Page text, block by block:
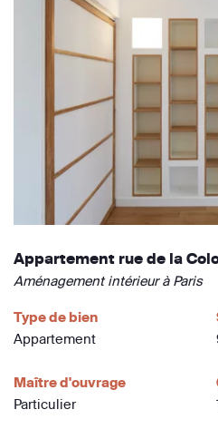
Appartement rue de la
Aménagement intérieur à Paris
Type de bien
Appartement
Maître d'ouvrage
Particulier